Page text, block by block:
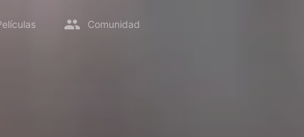
Comunidad